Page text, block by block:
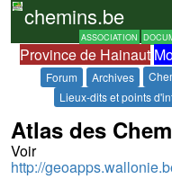
chemins.be
ASSOCIATION
Province de Hainaut
Forum Archives
Lieux-dits et points
Atlas des
Voir
http://